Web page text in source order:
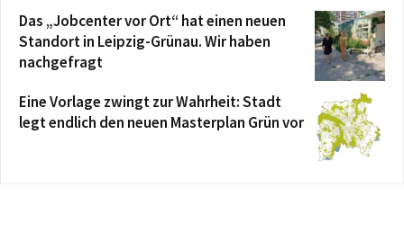
Das „Jobcenter vor Ort“ hat einen neuen
Standort in Leipzig-Grünau. Wir haben
nachgefragt
Eine Vorlage zwingt zur Wahrheit: Stadt
legt endlich den neuen Masterplan Grün vor